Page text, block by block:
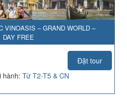
VINOASIS – GRAND WORLD –
DAY FREE
Đặt tour
hành: Từ T2-T5 & CN